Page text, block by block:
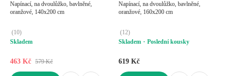
Napínací, na dvoulůžko, bavlněné,
oranžové, 140x200 cm
(10)
Skladem
463 Kč 579 Kč
Napínací, na dvoulůžko, bavlněné,
oranžové, 160x200 cm
(12)
Skladem
Poslední kousky
619 Kč